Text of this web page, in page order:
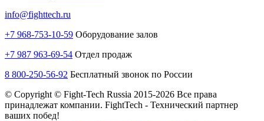
info@fighttech.ru
+7 968-753-10-59 Оборудование залов
+7 987 963-69-54 Отдел продаж
8 800-250-56-92 Бесплатный звонок по России
© Copyright © Fight-Tech Russia 2015-2026 Все права
принадлежат компании. FightTech - Технический партнер
ваших побед!